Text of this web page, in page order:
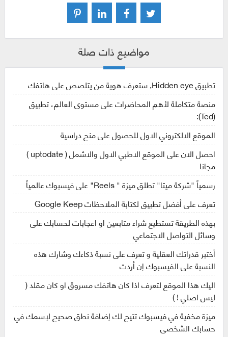
مواضيع ذات صلة
تطبيق Hidden eye, ستعرف هوية من يتلصص على هاتفك
منصة متكاملة لأهم المحاضرات على مستوى العالم، تطبيق
(Ted):
الموقع الالكتروني الاول للحصول على منح دراسية
احصل الان على الموقع الاطبي الاول والاشمل ( uptodate )
مجانا
رسمياً "شركة ميتا" تطلق ميزة " Reels" على فيسبوك عالمياً
تعرف على أفضل تطبيق لكتابة الملاحظات Google Keep
بهذه الطريقة تستطيع شراء متابعين او اعجابات لحسابك على
وسائل التواصل الاجتماعي
أختبر قدراتك العقلية و تعرف على نسبة ذكاءك وشارك هذه
النسبة على الفيسبوك إن أردت
اليك هذا الموقع لتعرف اذا كان هاتفك مسروق او كان مقلد (
ليس اصلي ! )
ميزة مخفية في فيسبوك تتيح لك إضافة نطق صحيح لإسمك في
حسابك الشخصي